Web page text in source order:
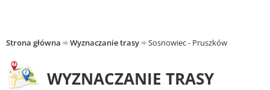
Strona główna Wyznaczanie trasy Sosnowiec - Pruszków
WYZNACZANIE TRASY